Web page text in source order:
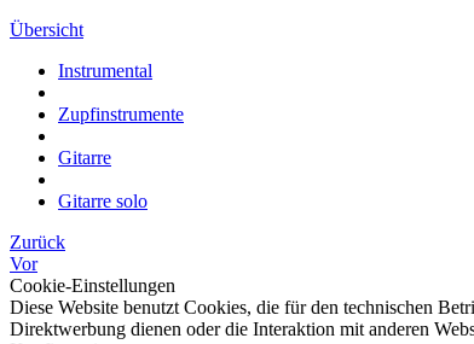
Übersicht
Instrumental
Zupfinstrumente
Gitarre
Gitarre solo
Zurück
Vor
Cookie-Einstellungen
Diese Website benutzt Cookies, die für den technischen
Direktwerbung dienen oder die Interaktion mit anderen